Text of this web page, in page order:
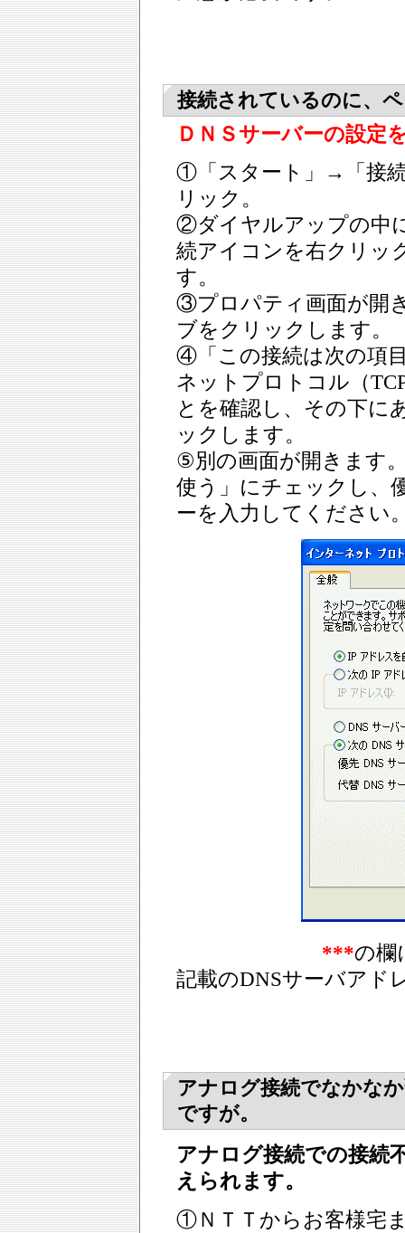
接続されているのに、
ＤＮＳサーバーの設定
①「スタート」→「接
リック。
②ダイヤルアップの中
続アイコンを右クリッ
す。
③プロパティ画面が開
ブをクリックします。
④「この接続は次の項
ネットプロトコル（
とを確認し、その下に
ックします。
⑤別の画面が開きます
使う」にチェックし、
ーを入力してください
***の欄
記載のDNSサーバアド
アナログ接続でなかな
ですが。
アナログ接続での接続
えられます。
①ＮＴＴからお客様宅